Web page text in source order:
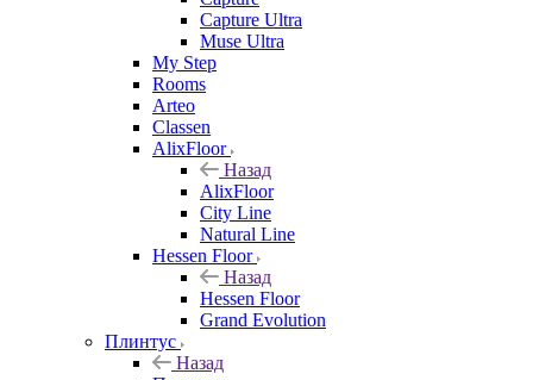
Capture Ultra
Muse Ultra
My Step
Rooms
Arteo
Classen
AlixFloor
Назад
AlixFloor
City Line
Natural Line
Hessen Floor
Назад
Hessen Floor
Grand Evolution
Плинтус
Назад